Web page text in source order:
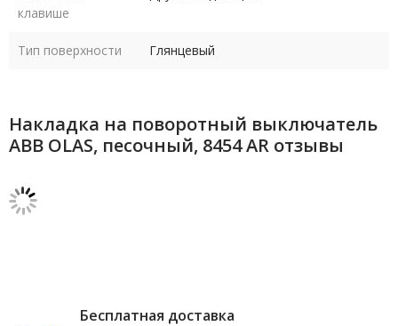
клавише
Тип поверхности Глянцевый
Накладка на поворотный выключатель
ABB OLAS, песочный, 8454 AR отзывы
Бесплатная доставка